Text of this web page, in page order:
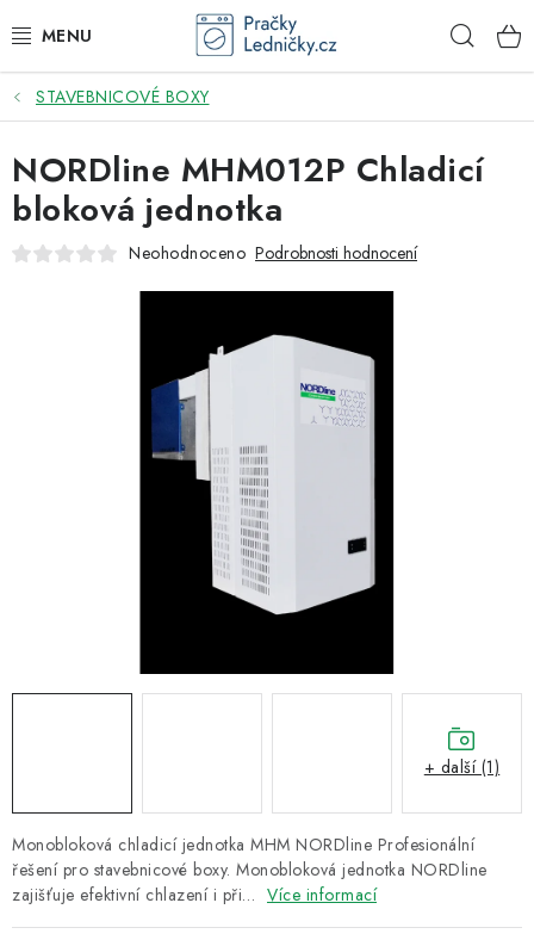
na
DODAVATEL
VESTAVNÉ SPOTŘEBIČE
VOLNĚ STOJÍCÍ SPOTŘEBIČE
DŘEZY A BATERIE
Doprava a platba
Garance nejnižší ceny
STAVEBNICOVÉ BOXY
Monobloková chladicí jednotka MHM NORDline Profesionální
řešení pro stavebnicové boxy. Monobloková jednotka NORDline
zajišťuje efektivní chlazení i při… Více informací
NORDline MHM012P Chladicí
bloková jednotka
Neohodnoceno Podrobnosti hodnocení
+ další (1)